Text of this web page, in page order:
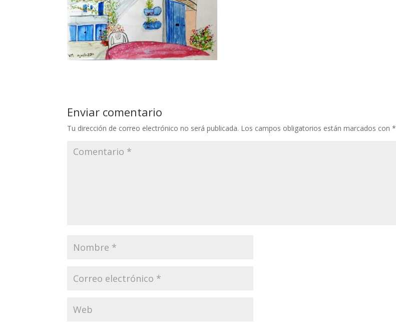
Enviar comentario
Tu dirección de correo electrónico no será publicada. Los campos obligatorios están marcados con*